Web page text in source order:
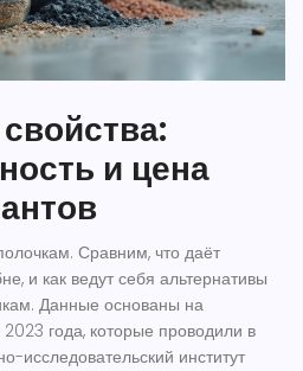
и цена
Сравним, что даёт
и как ведут себя альтернативы
Данные основаны на
года, которые проводили в
институт